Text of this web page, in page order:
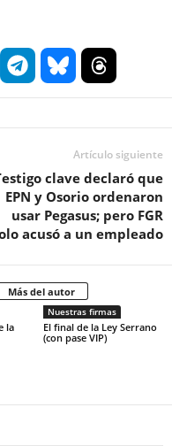
Artículo siguiente
clave declaró que
EPN y Osorio ordenaron
usar Pegasus; pero FGR
acusó a un empleado
Más del autor
la
Nuestras firmas
El final de la Ley Serrano
(con pase VIP)